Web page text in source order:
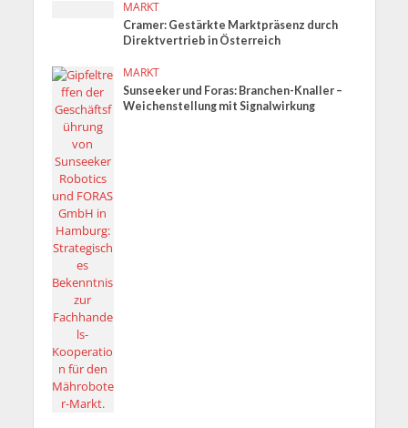
MARKT
Cramer: Gestärkte Marktpräsenz durch
Direktvertrieb in Österreich
MARKT
Sunseeker und Foras: Branchen-Knaller –
Weichenstellung mit Signalwirkung